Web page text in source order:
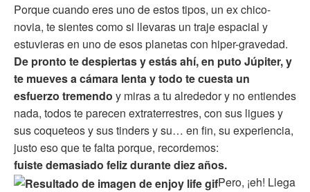
Porque cuando eres uno de estos tipos, un ex chico-
novia, te sientes como si llevaras un traje espacial y
estuvieras en uno de esos planetas con hiper-gravedad.
De pronto te despiertas y estás ahí, en puto Júpiter, y
te mueves a cámara lenta y todo te cuesta un
esfuerzo tremendo y miras a tu alrededor y no entiendes
nada, todos te parecen extraterrestres, con sus ligues y
sus coqueteos y sus tinders y su… en fin, su experiencia,
justo eso que te falta porque, recordemos:
fuiste demasiado feliz durante diez años.
Pero, ¡eh! Llega